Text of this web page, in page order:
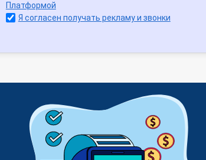
Платформой
Я согласен получать рекламу и звонки